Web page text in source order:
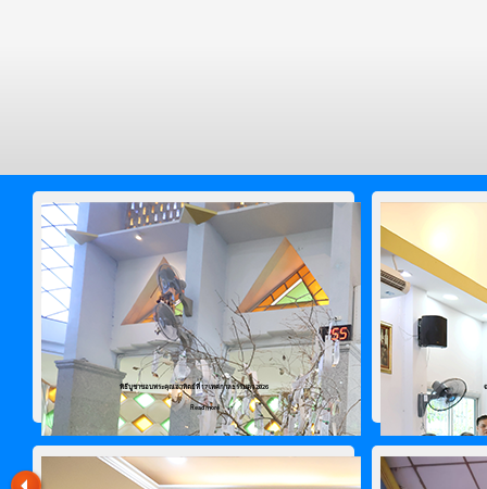
พิธีบูชาขอบพระคุณอาทิตย์ที่ 17 เทศกาลธรรมดา 2026
Read more